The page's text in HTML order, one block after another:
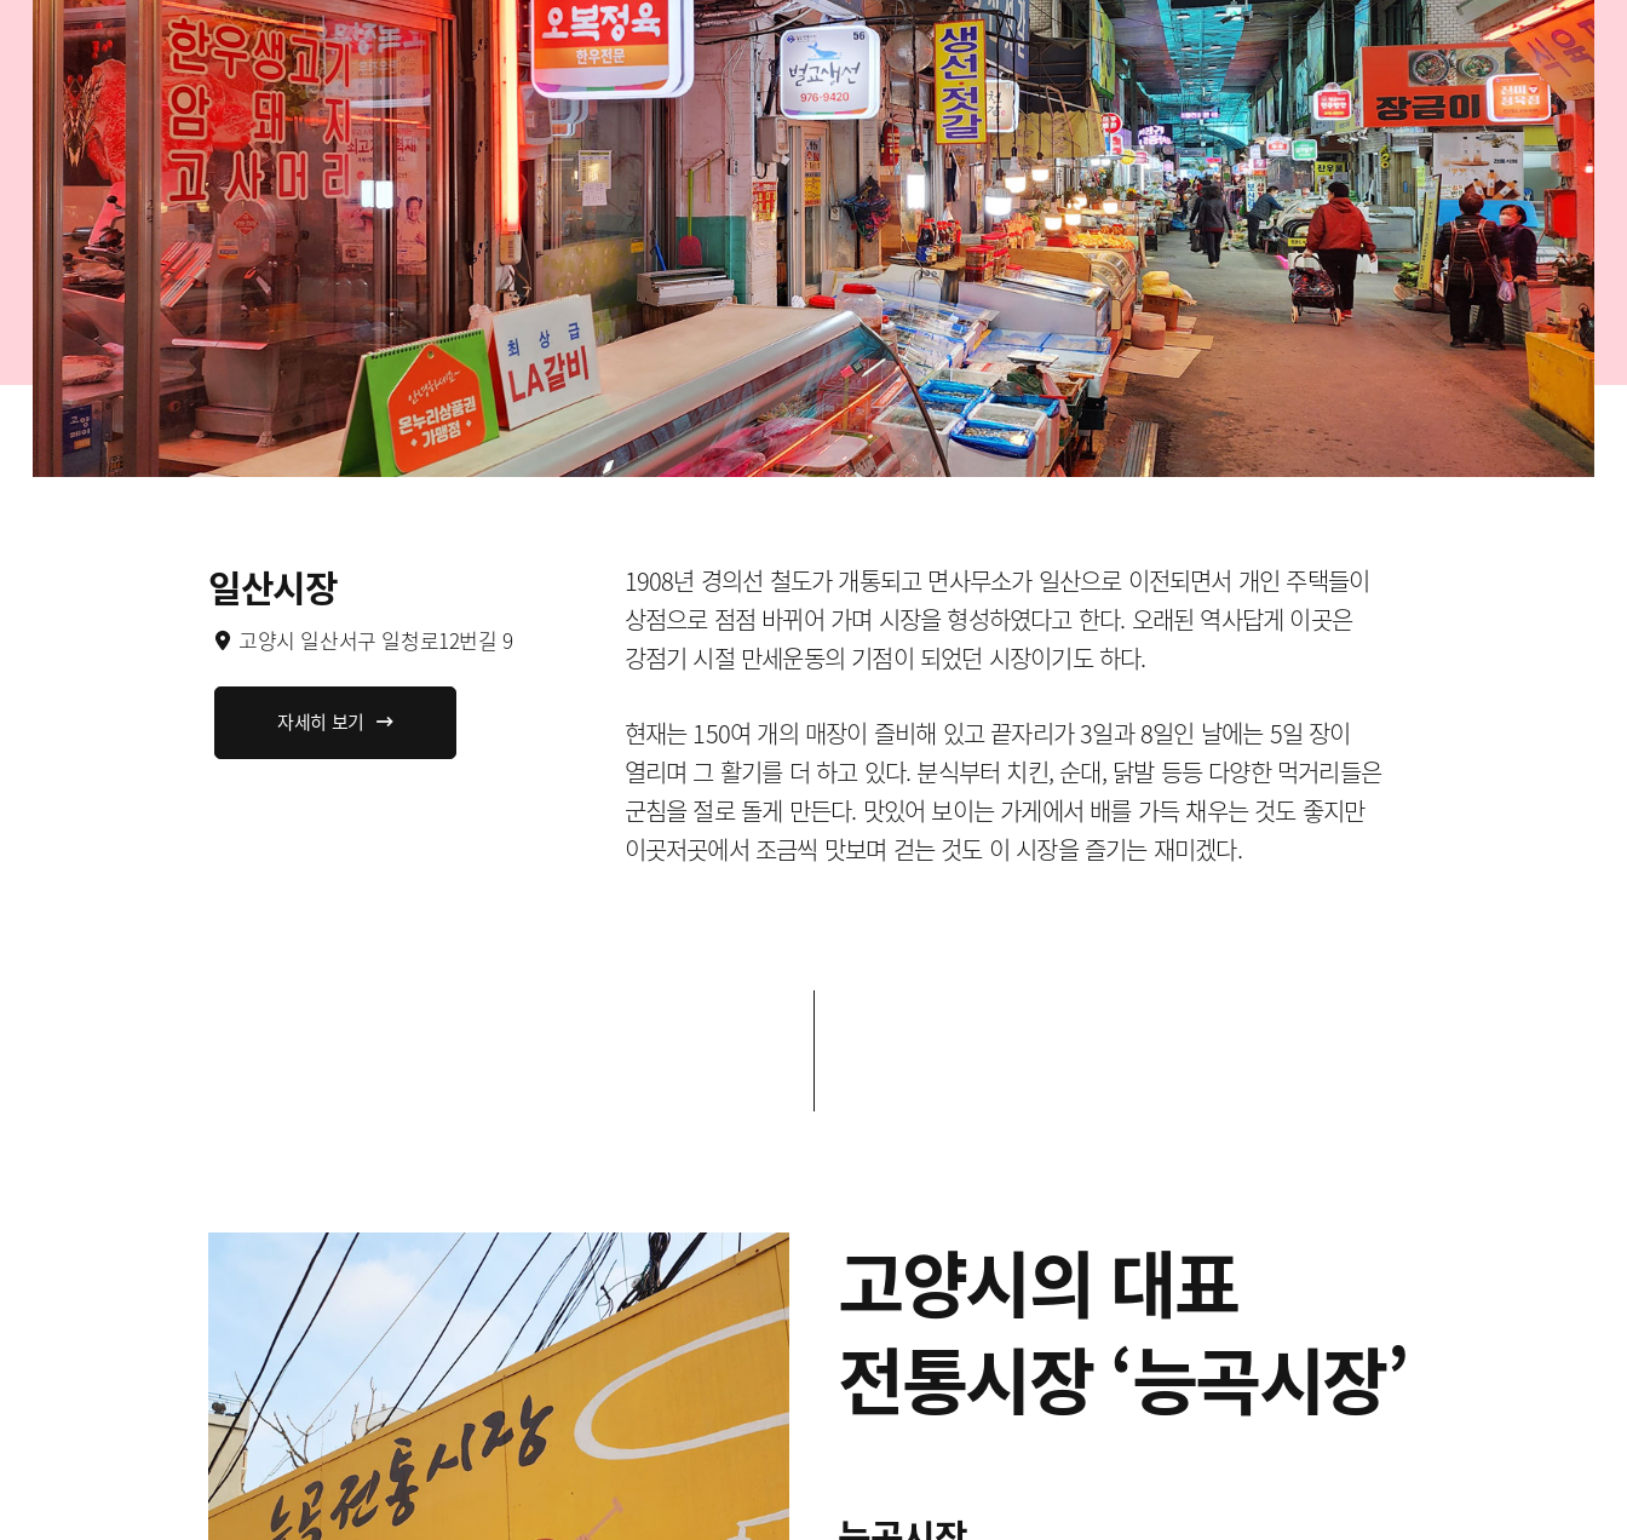
일산시장
고양시 일산서구 일청로12번길 9
자세히 보기
1908년 경의선 철도가 개통되고 면사무소가 일산으로 이전되면서 개인 주택들이
상점으로 점점 바뀌어 가며 시장을 형성하였다고 한다. 오래된 역사답게 이곳은
강점기 시절 만세운동의 기점이 되었던 시장이기도 하다.
현재는 150여 개의 매장이 즐비해 있고 끝자리가 3일과 8일인 날에는 5일 장이
열리며 그 활기를 더 하고 있다. 분식부터 치킨, 순대, 닭발 등등 다양한 먹거리들은
군침을 절로 돌게 만든다. 맛있어 보이는 가게에서 배를 가득 채우는 것도 좋지만
이곳저곳에서 조금씩 맛보며 걷는 것도 이 시장을 즐기는 재미겠다.
고양시의 대표
전통시장 ‘능곡시장’